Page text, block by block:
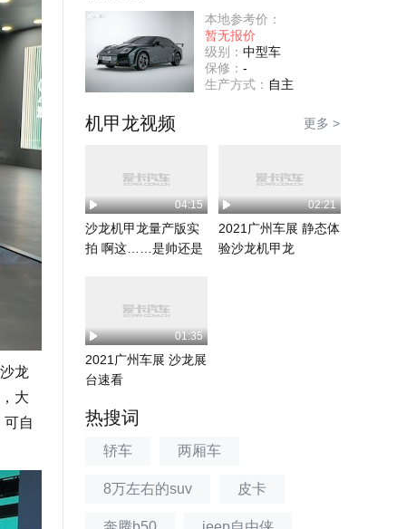
龙
大
自
本地参考价：
暂无报价
级别： 中型车
保修： -
生产方式： 自主
机甲龙视频 更多 >
04:15
沙龙机甲龙量产版实
拍 啊这……是帅还是
02:21
2021广州车展 静态体
验沙龙机甲龙
01:35
2021广州车展 沙龙展
台速看
热搜词
轿车 两厢车
8万左右的suv 皮卡